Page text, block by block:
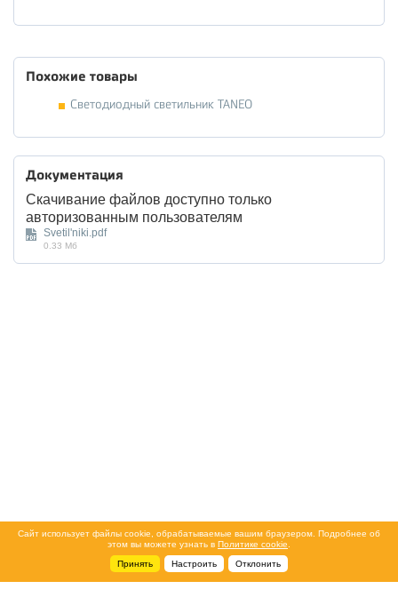
Похожие товары
Светодиодный светильник TANEO
Документация
Скачивание файлов доступно только
авторизованным пользователям
Svetil'niki.pdf
0.33 Мб
Сайт использует файлы cookie, обрабатываемые вашим браузером. Подробнее об
этом вы можете узнать в Политике cookie
Принять
Настроить Отклонить